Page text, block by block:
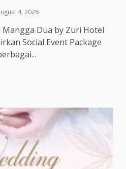
4, 2026
Dua by Zuri Hotel
Social Event Package